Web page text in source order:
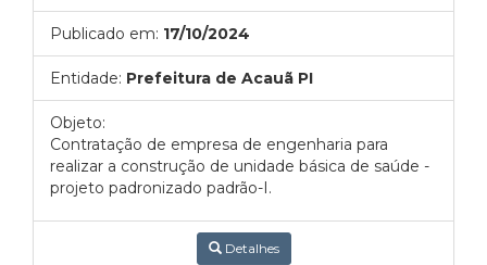
Publicado em: 17/10/2024
Entidade: Prefeitura de Acauã PI
Objeto:
Contratação de empresa de engenharia para
realizar a construção de unidade básica de saúde -
projeto padronizado padrão-I.
Detalhes